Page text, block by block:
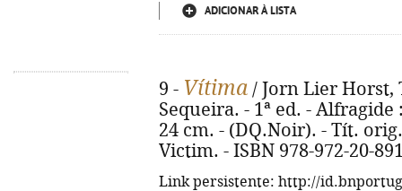
ADICIONAR À LISTA
9 - Vítima / Jorn Lier Horst,
Sequeira. - 1ª ed. -
24 cm. - (DQ.Noir). - Tít.
Victim. - ISBN 978-972-20-
Link persistente: http://